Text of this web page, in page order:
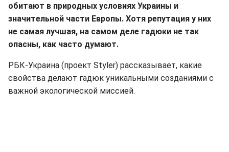
обитают в природных условиях Украины и
значительной части Европы. Хотя репутация у них
не самая лучшая, на самом деле гадюки не так
опасны, как часто думают.
РБК-Украина (проект Styler) рассказывает, какие
свойства делают гадюк уникальными созданиями с
важной экологической миссией.